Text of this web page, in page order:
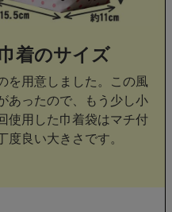
着のサイズ
を用意しました。この風
あったので、もう少し小
使用した巾着袋はマチ付
度良い大きさです。